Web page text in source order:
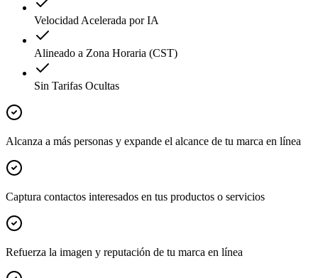
Velocidad Acelerada por IA
Alineado a Zona Horaria (CST)
Sin Tarifas Ocultas
Alcanza a más personas y expande el alcance de tu marca en línea
Captura contactos interesados en tus productos o servicios
Refuerza la imagen y reputación de tu marca en línea